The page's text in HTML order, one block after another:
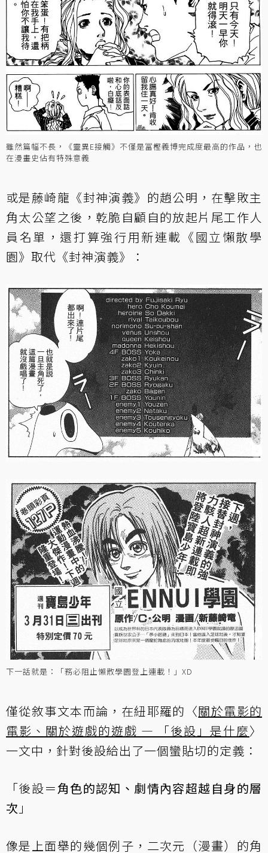
雖然篇幅不長，《靈異E接觸》不僅是冨樫義博完成度最高的作品，也
在漫畫史佔有特殊意義
或是藤崎龍《封神演義》的趙公明，在擊敗主
角太公望之後，乾脆自顧自的放起片尾工作人
員名單，還打算強行用新連載《國立懶散學
園》取代《封神演義》：
下一話就是：「務必阻止懶散學園登上連載！」XD
僅從敘事文本而論，在紐耶羅的〈關於電影的
電影、關於遊戲的遊戲 — 「後設」是什麼〉
一文中，針對後設給出了一個蠻貼切的定義：
「後設＝角色的認知、劇情內容超越自身的層
次 」
像是上面舉的幾個例子，二次元（漫畫）的角